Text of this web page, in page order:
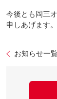
今後とも岡三
申しあげます。
お知らせ一